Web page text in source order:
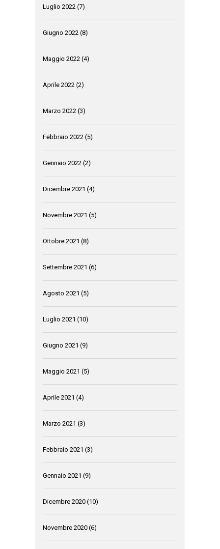
Luglio 2022 (7)
Giugno 2022 (8)
Maggio 2022 (4)
Aprile 2022 (2)
Marzo 2022 (3)
Febbraio 2022 (5)
Gennaio 2022 (2)
Dicembre 2021 (4)
Novembre 2021 (5)
Ottobre 2021 (8)
Settembre 2021 (6)
Agosto 2021 (5)
Luglio 2021 (10)
Giugno 2021 (9)
Maggio 2021 (5)
Aprile 2021 (4)
Marzo 2021 (3)
Febbraio 2021 (3)
Gennaio 2021 (9)
Dicembre 2020 (10)
Novembre 2020 (6)